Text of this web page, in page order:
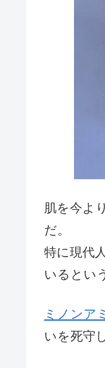
肌を今よ
だ。
特に現代
いるとい
ミノンア
いを死守